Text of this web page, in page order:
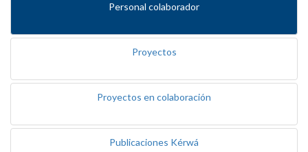
Personal colaborador
Proyectos
Proyectos en colaboración
Publicaciones Kérwá